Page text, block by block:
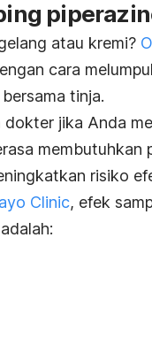
atau kremi?
cara
tinja.
dokter jika Anda
risiko
Clinic, efek